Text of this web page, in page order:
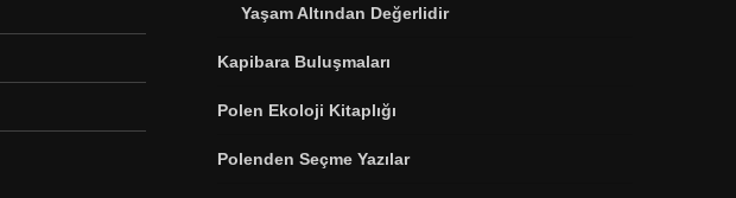
Yaşam Altından Değerlidir
Kapibara Buluşmaları
Polen Ekoloji Kitaplığı
Polenden Seçme Yazılar